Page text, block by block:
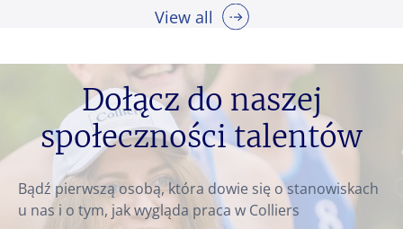
View all
Dołącz do naszej
społeczności talentów
Bądź pierwszą osobą, która dowie się o stanowiskach
u nas i o tym, jak wygląda praca w Colliers